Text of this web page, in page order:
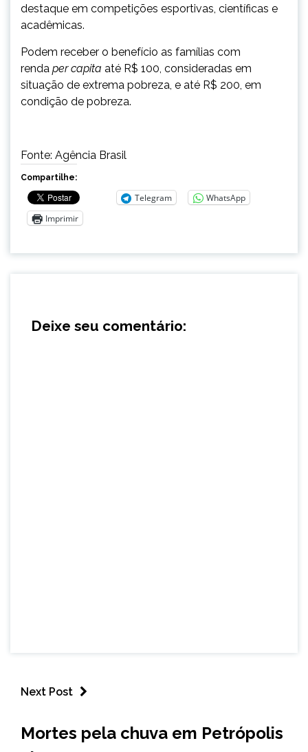
destaque em competições esportivas, científicas e
acadêmicas.
Podem receber o benefício as famílias com
renda per capita até R$ 100, consideradas em
situação de extrema pobreza, e até R$ 200, em
condição de pobreza.
Fonte: Agência Brasil
Compartilhe:
Telegram
WhatsApp
Imprimir
Deixe seu comentário:
Next Post
NOTÍCIAS
Mortes pela chuva em Petrópolis